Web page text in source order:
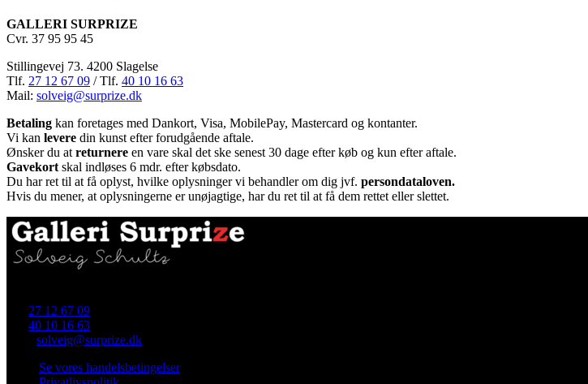
GALLERI SURPRIZE
Cvr. 37 95 95 45
Stillingevej 73. 4200 Slagelse
Tlf. 27 12 67 09 / Tlf. 40 10 16 63
Mail: solveig@surprize.dk
Betaling kan foretages med Dankort, Visa, MobilePay, Mastercard og kontanter.
Vi kan levere din kunst efter forudgående aftale.
Ønsker du at returnere en vare skal det ske senest 30 dage efter køb og kun efter aftale.
Gavekort skal indløses 6 mdr. efter købsdato.
Du har ret til at få oplyst, hvilke oplysninger vi behandler om dig jvf. persondataloven.
Hvis du mener, at oplysningerne er unøjagtige, har du ret til at få dem rettet eller slettet.
27 12 67 09
40 10 16 63
solveig@surprize.dk
Se vores handelsbetingelser